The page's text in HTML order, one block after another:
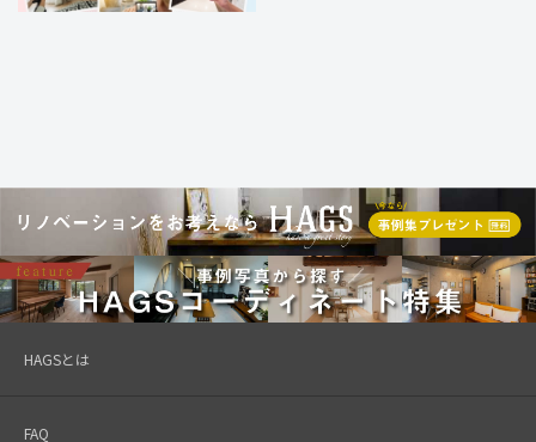
HAGSとは
FAQ